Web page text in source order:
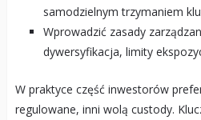
samodzielnym trzymaniem
Wprowadzić zasady
dywersyfikacja, limity
W praktyce część inwestorów
regulowane, inni wolą custody.